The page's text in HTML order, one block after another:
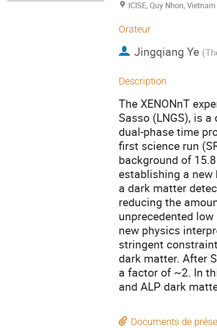
ICISE, Quy Nhon, Vietnam
Orateur
Jingqiang Ye (
Description
The XENONnT
Sasso (LNGS), is
dual-phase time
first science run
background of
establishing a
a dark matter
reducing the
unprecedented low
new physics
stringent
dark matter. After
a factor of ~2. In
and ALP dark
Documents de